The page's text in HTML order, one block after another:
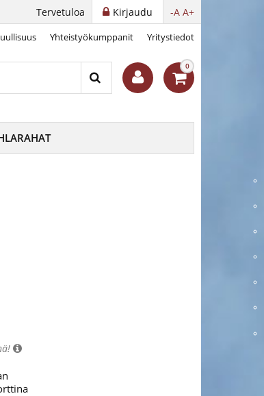
-A A+
Kirjaudu
Tervetuloa
Yhteistyökumppanit Yritystiedot
0